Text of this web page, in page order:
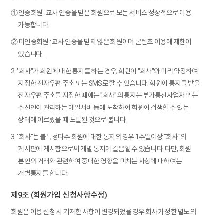
① 인증회원 : 교사 인증을 받은 회원으로 모든 서비스 정상적으로 이용
가능합니다.
② 미인증회원 : 교사 인증을 받지 않은 회원이며 콘텐츠 이용에 제한이
있습니다.
2. "회사"가 회원에 대한 통지를 하는 경우, 회원이 "회사"와 미리 약정하여
지정한 전자우편 주소 또는 SMS로 할 수 있습니다. 회원이 통지를 받을
전자우편 주소를 지정한 때에는 "회사"의 통지는 부가통신사업자 또는
수신인이 관리하는 메일서버 등에 도착하여 회원이 검색할 수 있는
상태에 이르렀을 때 도달된 것으로 봅니다.
3. "회사"는 불특정다수 회원에 대한 통지의 경우 1주일이상 "회사"의
게시판에 게시함으로써 개별 통지에 갈음할 수 있습니다. 다만, 회원
본인의 거래와 관련하여 중대한 영향을 미치는 사항에 대하여는
개별통지를 합니다.
제9조 (회원가입 신청사항수정)
회원은 이용 신청 시 기재한 사항이 변경되었을 경우 회사가 정한 별도의